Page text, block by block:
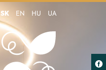
SK EN HU UA